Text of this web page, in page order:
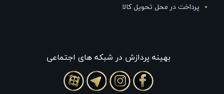
پرداخت در محل تحویل کالا
بهينه پردازش در شبکه های اجتماعی